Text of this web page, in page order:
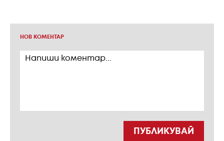
НОВ КОМЕНТАР
ПУБЛИКУВАЙ